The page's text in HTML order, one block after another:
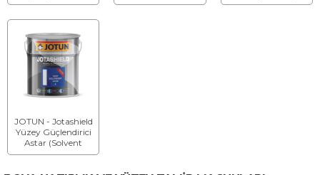
JOTUN - Jotashield
Yüzey Güçlendirici
Astar (Solvent
Bazlı)